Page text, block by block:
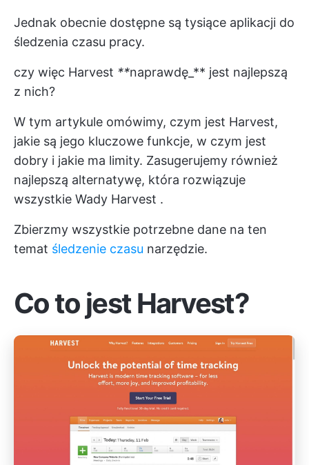
Jednak obecnie dostępne są tysiące aplikacji do
śledzenia czasu pracy.
czy więc Harvest **naprawdę_** jest najlepszą
z nich?
W tym artykule omówimy, czym jest Harvest,
jakie są jego kluczowe funkcje, w czym jest
dobry i jakie ma limity. Zasugerujemy również
najlepszą alternatywę, która rozwiązuje
wszystkie Wady Harvest .
Zbierzmy wszystkie potrzebne dane na ten
temat śledzenie czasu narzędzie.
Co to jest Harvest?